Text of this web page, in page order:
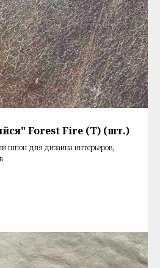
Forest Fire (T) (шт.)
шпон для дизайна интерьеров,